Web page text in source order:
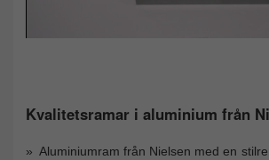
Kvalitetsramar i aluminium från
Aluminiumram från Nielsen med en